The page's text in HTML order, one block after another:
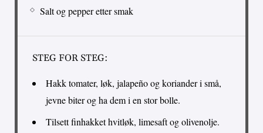
Salt og pepper etter smak
STEG FOR STEG:
Hakk tomater, løk, jalapeño og koriander i små,
jevne biter og ha dem i en stor bolle.
Tilsett finhakket hvitløk, limesaft og olivenolje.